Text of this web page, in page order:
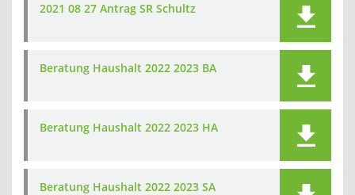
2021 08 27 Antrag SR Schultz
Beratung Haushalt 2022 2023 BA
Beratung Haushalt 2022 2023 HA
Beratung Haushalt 2022 2023 SA